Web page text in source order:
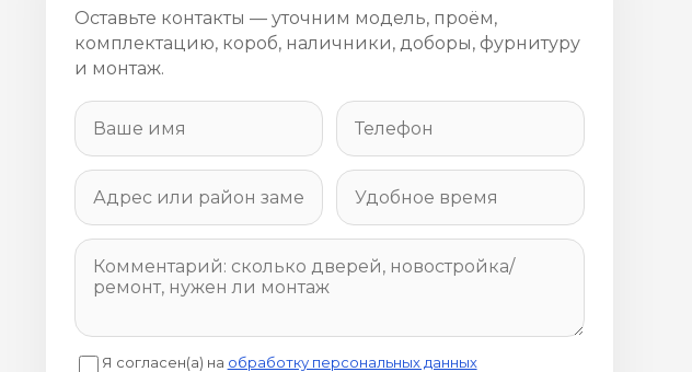
Оставьте контакты — уточним модель, проём,
комплектацию, короб, наличники, доборы, фурнитуру
и монтаж.
Я согласен(а) на обработку персональных данных